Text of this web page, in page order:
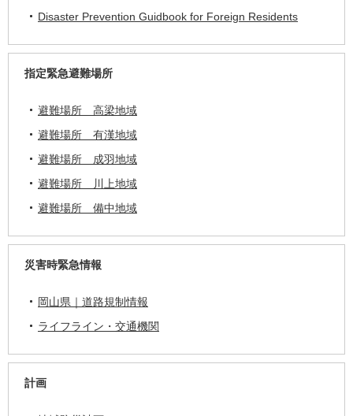
Disaster Prevention Guidbook for Foreign Residents
指定緊急避難場所
避難場所 高梁地域
避難場所 有漢地域
避難場所 成羽地域
避難場所 川上地域
避難場所 備中地域
災害時緊急情報
岡山県｜道路規制情報
ライフライン・交通機関
計画